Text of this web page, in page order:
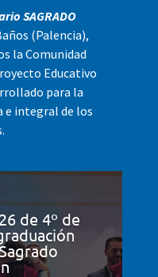
SAGRADO
(Palencia),
la Comunidad
Educativo
para la
e integral de los
de 4º de